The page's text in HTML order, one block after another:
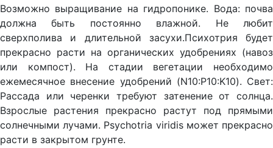
Возможно выращивание на гидропонике. Вода: почва
должна быть постоянно влажной. Не любит
сверхполива и длительной засухи.Психотрия будет
прекрасно расти на органических удобрениях (навоз
или компост). На стадии вегетации необходимо
ежемесячное внесение удобрений (N10:P10:K10). Свет:
Рассада или черенки требуют затенение от солнца.
Взрослые растения прекрасно растут под прямыми
солнечными лучами. Psychotria viridis может прекрасно
расти в закрытом грунте.